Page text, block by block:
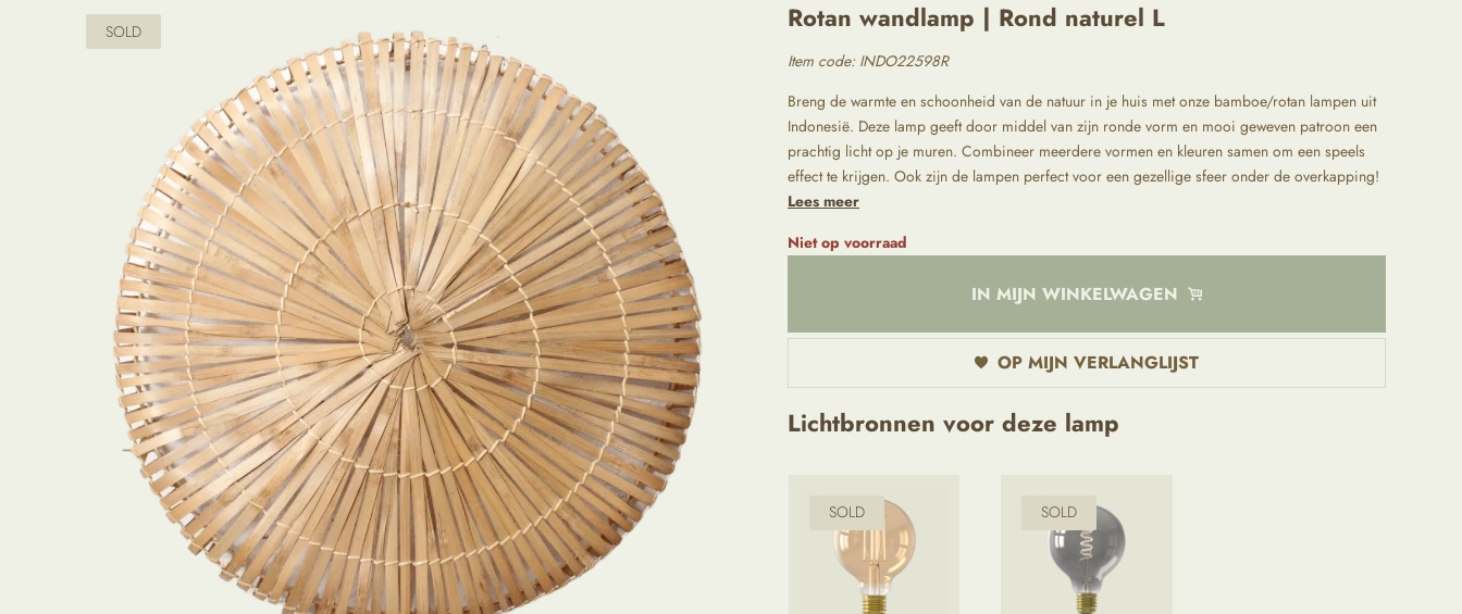
SOLD Rotan wandlamp | Rond naturel L
Item code: INDO22598R
Breng de warmte en schoonheid van de natuur in je huis met onze bamboe/rotan lampen uit
Indonesië. Deze lamp geeft door middel van zijn ronde vorm en mooi geweven patroon een
prachtig licht op je muren. Combineer meerdere vormen en kleuren samen om een speels
effect te krijgen. Ook zijn de lampen perfect voor een gezellige sfeer onder de overkapping!
Lees meer
Niet op voorraad
IN MIJN WINKELWAGEN
OP MIJN VERLANGLIJST
Lichtbronnen voor deze lamp
SOLD SOLD